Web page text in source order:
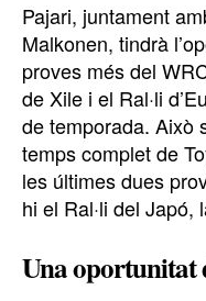
Pajari, juntament
Malkonen, tindrà
proves més del
de Xile i el Ral·li
de temporada. Això
temps complet de
les últimes dues
hi el Ral·li del
Una oportunitat